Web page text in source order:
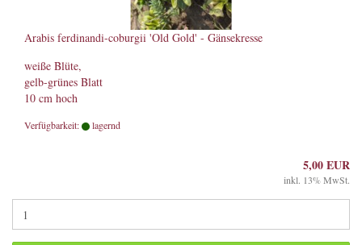
Arabis ferdinandi-coburgii 'Old Gold' - Gänsekresse
weiße Blüte,
gelb-grünes Blatt
10 cm hoch
Verfügbarkeit: lagernd
5,00 EUR
inkl. 13% MwSt.